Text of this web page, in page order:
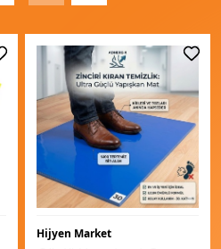
Hijyen Market